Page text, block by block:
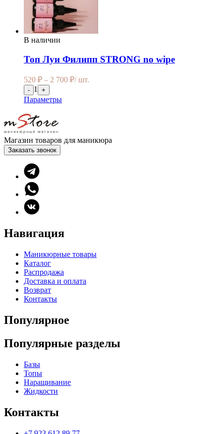
В наличии
Топ Луи Филипп STRONG no wipe
520 ₽ – 2 700 ₽/ шт.
- 1 +
Параметры
Магазин товаров для маникюра
Заказать звонок
Навигация
Маникюрные товары
Каталог
Распродажа
Доставка и оплата
Возврат
Контакты
Популярное
Популярные разделы
Базы
Топы
Наращивание
Жидкости
Контакты